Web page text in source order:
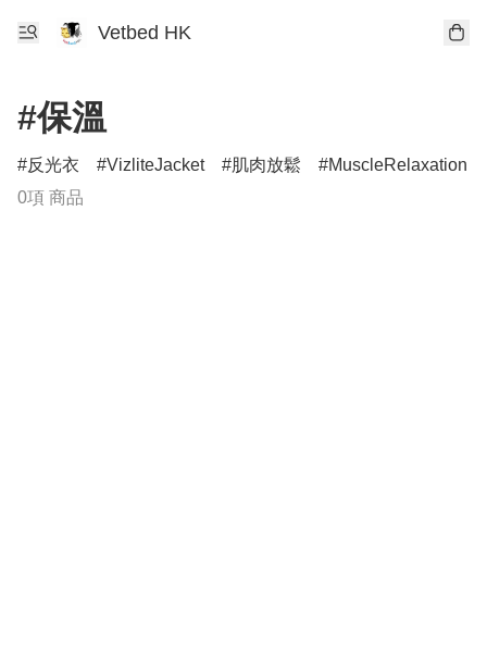
Vetbed HK
#保溫
反光衣 VizliteJacket 肌肉放鬆
MuscleRelaxation
0項 商品